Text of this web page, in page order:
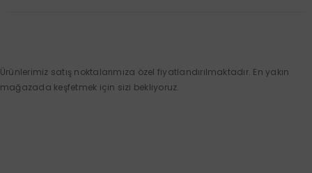
Ürünlerimiz satış noktalarımıza özel fiyatlandırılmaktadır. En yakın
mağazada keşfetmek için sizi bekliyoruz.